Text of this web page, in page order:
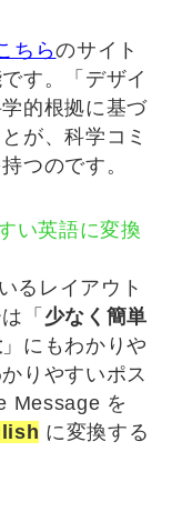
ちらのサイト
す。「デザイ
的根拠に基づ
が、科学コミ
つのです。
い英語に変換
るレイアウト
「 少なく簡単
」にもわかりや
りやすいポス
Message を
に変換する